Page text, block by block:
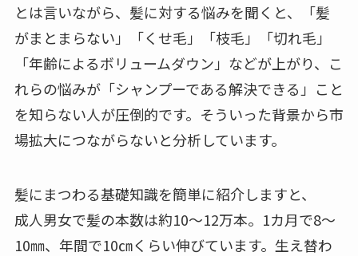
とは言いながら、髪に対する悩みを聞くと、「髪
がまとまらない」「くせ毛」「枝毛」「切れ毛」
「年齢によるボリュームダウン」などが上がり、こ
れらの悩みが「シャンプーである解決できる」こと
を知らない人が圧倒的です。そういった背景から市
場拡大につながらないと分析しています。
髪にまつわる基礎知識を簡単に紹介しますと、
成人男女で髪の本数は約10〜12万本。1カ月で8〜
10㎜、年間で10㎝くらい伸びています。生え替わ